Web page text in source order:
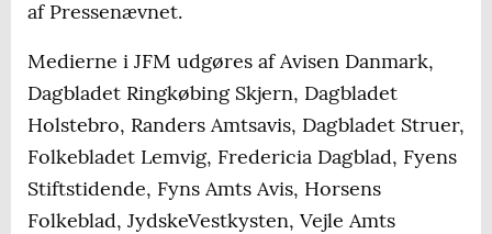
af Pressenævnet.
Medierne i JFM udgøres af Avisen Danmark,
Dagbladet Ringkøbing Skjern, Dagbladet
Holstebro, Randers Amtsavis, Dagbladet Struer,
Folkebladet Lemvig, Fredericia Dagblad, Fyens
Stiftstidende, Fyns Amts Avis, Horsens
Folkeblad, JydskeVestkysten, Vejle Amts